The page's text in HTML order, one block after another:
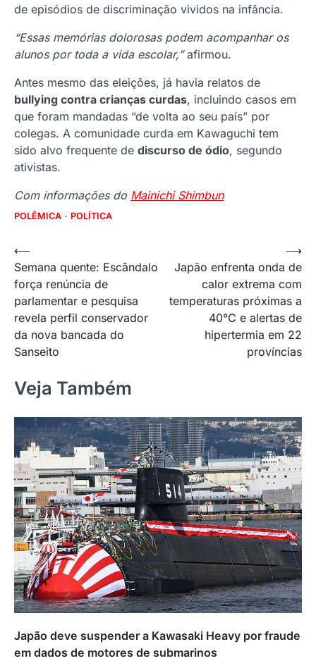
de episódios de discriminação vividos na infância.
“Essas memórias dolorosas podem acompanhar os
alunos por toda a vida escolar,”afirmou.
Antes mesmo das eleições, já havia relatos de
bullying contra crianças curdas, incluindo casos em
que foram mandadas “de volta ao seu país” por
colegas. A comunidade curda em Kawaguchi tem
sido alvo frequente de discurso de ódio, segundo
ativistas.
Com informações do Mainichi Shimbun
POLÊMICA POLÍTICA
Navegação
de
Post
⟵
Semana quente: Escândalo
força renúncia de
parlamentar e pesquisa
revela perfil conservador
da nova bancada do
Sanseito
Japão enfrenta onda de
calor extrema com
temperaturas próximas a
40°C e alertas de
hipertermia em 22
províncias
⟶
Veja Também
Japão deve suspender a Kawasaki Heavy por fraude
em dados de motores de submarinos